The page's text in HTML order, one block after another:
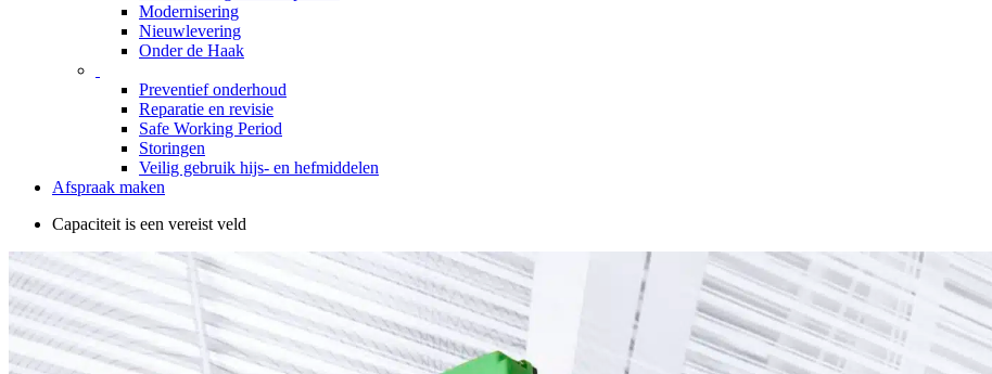
Modernisering
Nieuwlevering
Onder de Haak
Preventief onderhoud
Reparatie en revisie
Safe Working Period
Storingen
Veilig gebruik hijs- en hefmiddelen
Afspraak maken
Capaciteit is een vereist veld